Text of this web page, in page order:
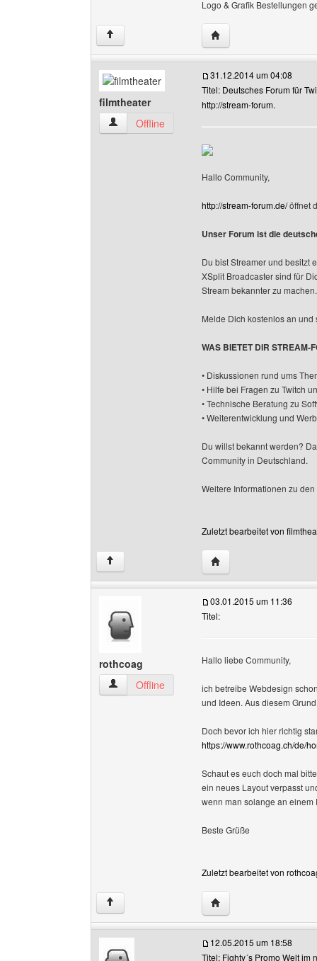
Logo & Grafik Bestellungen
↑ Website dieses
filmtheater
filmtheater Benutzer-Profile anzeigen
Offline
31.12.2014 um 04:08
Titel: Deutsches Forum für
http://stream-forum.
Hallo Community,
http://stream-forum.de/öffnet
Unser Forum ist die
Du bist Streamer und besitzt
XSplit Broadcaster sind für
Stream bekannter zu machen.
Melde Dich kostenlos an
WAS BIETET DIR STREAM-
• Diskussionen rund ums
• Hilfe bei Fragen zu Twitch
• Technische Beratung zu
• Weiterentwicklung und
Du willst bekannt werden?
Community in Deutschland.
Weitere Informationen zu
Zuletzt bearbeitet von
↑ Website dieses
rothcoag
rothcoag Benutzer-Profile anzeigen
Offline
03.01.2015 um 11:36
Titel:
Hallo liebe Community,
ich betreibe Webdesign
und Ideen. Aus diesem
Doch bevor ich hier richtig
https://www.rothcoag.ch/de/
Schaut es euch doch mal
ein neues Layout verpasst
wenn man solange an einem
Beste Grüße
Zuletzt bearbeitet von
↑ Website dieses
12.05.2015 um 18:58
Titel: Fighty´s Promo Welt im